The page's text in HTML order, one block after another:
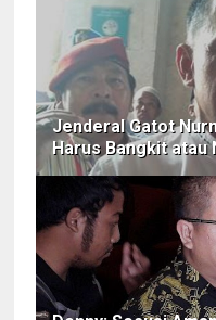
Jenderal Gatot
Harus Bangkit atau